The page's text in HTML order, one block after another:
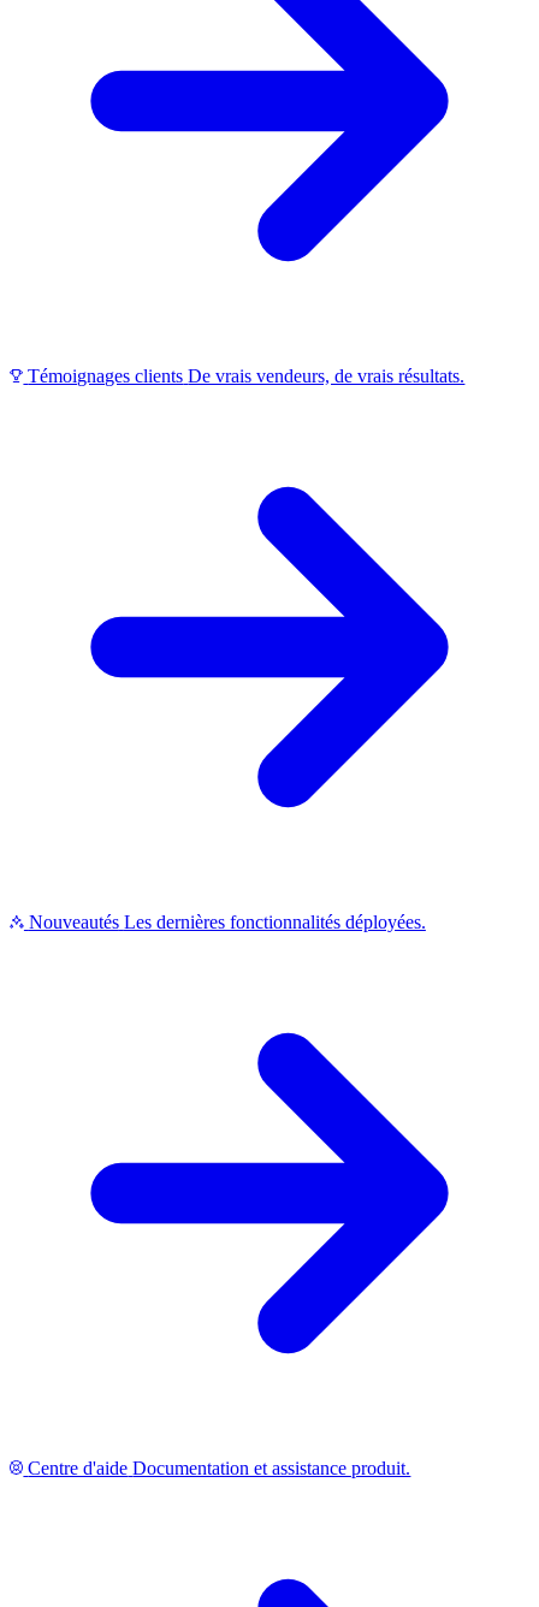
Témoignages clients De vrais vendeurs, de vrais résultats.
Nouveautés Les dernières fonctionnalités déployées.
Centre d'aide Documentation et assistance produit.